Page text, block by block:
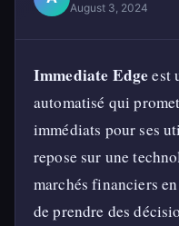
August 3, 2024
Immediate Edgeest
automatisé qui
immédiats pour ses
repose sur une
marchés financiers
de prendre des